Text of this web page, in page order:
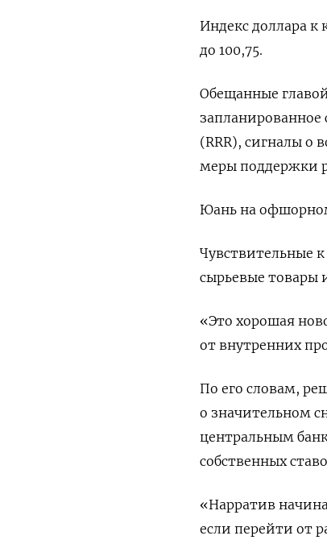
Индекс доллара к
до 100,75​.
Обещанные
(RRR), сигналы о
меры поддержки
Юань на
Чувствительные
сырьевые товары
«Это хорошая
от внутренних
По его словам,
о значительном
центральным
собственных
«Нарратив
если перейти от